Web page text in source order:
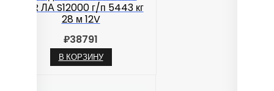
TOR ЛА S12000 г/п 5443 кг
28 м 12V
₽38791
В КОРЗИНУ